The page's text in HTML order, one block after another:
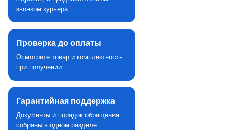
звонком курьера
Проверка до оплаты
Осмотрите товар и комплектность
при получении
Гарантийная поддержка
Документы и порядок обращения
собраны в одном разделе